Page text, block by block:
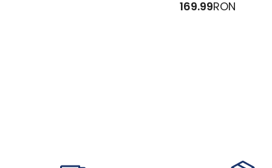
169.99RON